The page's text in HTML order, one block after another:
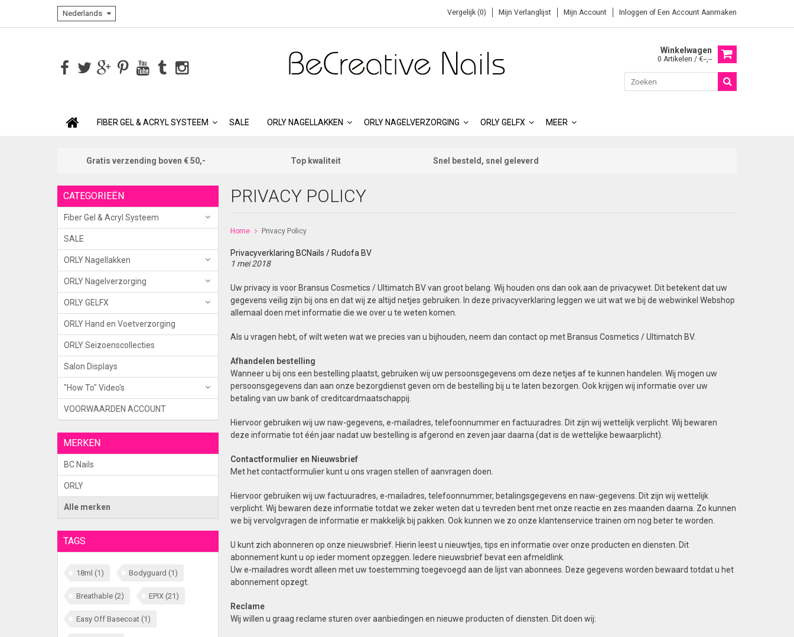
Nederlands Vergelijk (0) Mijn Verlanglijst Mijn Account Inloggen of Een Account Aanmaken
Winkelwagen
0 Artikelen / €--,--
FIBER GEL & ACRYL SYSTEEM SALE ORLY NAGELLAKKEN ORLY NAGELVERZORGING ORLY GELFX MEER
Gratis verzending boven € 50,- Top kwaliteit Snel besteld, snel geleverd
CATEGORIEËN
Fiber Gel & Acryl Systeem
SALE
ORLY Nagellakken
ORLY Nagelverzorging
ORLY GELFX
ORLY Hand en Voetverzorging
ORLY Seizoenscollecties
Salon Displays
"How To" Video's
VOORWAARDEN ACCOUNT
MERKEN
BC Nails
ORLY
Alle merken
TAGS
18ml (1) Bodyguard (1)
Breathable (2) EPIX (21)
Easy Off Basecoat (1)
PRIVACY POLICY
Home Privacy Policy
Privacyverklaring BCNails / Rudofa BV
1 mei 2018
Uw privacy is voor Bransus Cosmetics / Ultimatch BV van groot belang. Wij houden ons dan ook aan de privacywet. Dit betekent dat uw
gegevens veilig zijn bij ons en dat wij ze altijd netjes gebruiken. In deze privacyverklaring leggen we uit wat we bij de webwinkel Webshop
allemaal doen met informatie die we over u te weten komen.
Als u vragen hebt, of wilt weten wat we precies van u bijhouden, neem dan contact op met Bransus Cosmetics / Ultimatch BV.
Afhandelen bestelling
Wanneer u bij ons een bestelling plaatst, gebruiken wij uw persoonsgegevens om deze netjes af te kunnen handelen. Wij mogen uw
persoonsgegevens dan aan onze bezorgdienst geven om de bestelling bij u te laten bezorgen. Ook krijgen wij informatie over uw
betaling van uw bank of creditcardmaatschappij.
Hiervoor gebruiken wij uw naw-gegevens, e-mailadres, telefoonnummer en factuuradres. Dit zijn wij wettelijk verplicht. Wij bewaren
deze informatie tot één jaar nadat uw bestelling is afgerond en zeven jaar daarna (dat is de wettelijke bewaarplicht).
Contactformulier en Nieuwsbrief
Met het contactformulier kunt u ons vragen stellen of aanvragen doen.
Hiervoor gebruiken wij uw factuuradres, e-mailadres, telefoonnummer, betalingsgegevens en naw-gegevens. Dit zijn wij wettelijk
verplicht. Wij bewaren deze informatie totdat we zeker weten dat u tevreden bent met onze reactie en zes maanden daarna. Zo kunnen
we bij vervolgvragen de informatie er makkelijk bij pakken. Ook kunnen we zo onze klantenservice trainen om nog beter te worden.
U kunt zich abonneren op onze nieuwsbrief. Hierin leest u nieuwtjes, tips en informatie over onze producten en diensten. Dit
abonnement kunt u op ieder moment opzeggen. Iedere nieuwsbrief bevat een afmeldlink.
Uw e-mailadres wordt alleen met uw toestemming toegevoegd aan de lijst van abonnees. Deze gegevens worden bewaard totdat u het
abonnement opzegt.
Reclame
Wij willen u graag reclame sturen over aanbiedingen en nieuwe producten of diensten. Dit doen wij: